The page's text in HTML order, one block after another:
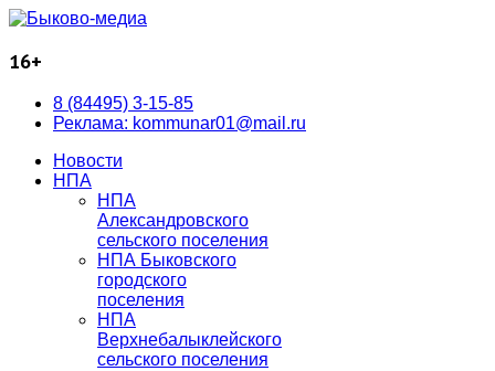
16+
8 (84495) 3-15-85
Реклама: kommunar01@mail.ru
Новости
НПА
НПА
Александровского
сельского поселения
НПА Быковского
городского
поселения
НПА
Верхнебалыклейского
сельского поселения